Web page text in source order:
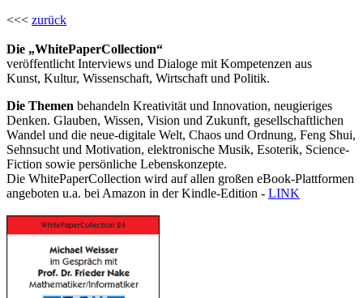
<<< zurück
Die „WhitePaperCollection“
veröffentlicht Interviews und Dialoge mit Kompetenzen aus
Kunst, Kultur, Wissenschaft, Wirtschaft und Politik.
Die Themen behandeln Kreativität und Innovation, neugieriges
Denken. Glauben, Wissen, Vision und Zukunft, gesellschaftlichen
Wandel und die neue-digitale Welt, Chaos und Ordnung, Feng Shui,
Sehnsucht und Motivation, elektronische Musik, Esoterik, Science-
Fiction sowie persönliche Lebenskonzepte.
Die WhitePaperCollection wird auf allen großen eBook-Plattformen
angeboten u.a. bei Amazon in der Kindle-Edition - LINK